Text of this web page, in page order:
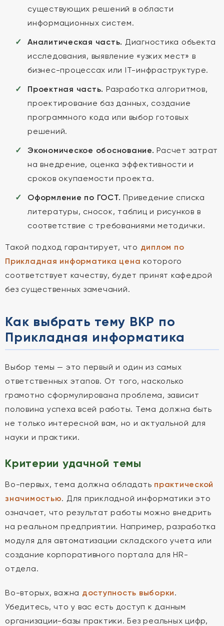
существующих решений в области
информационных систем.
Аналитическая часть. Диагностика объекта
исследования, выявление «узких мест» в
бизнес-процессах или IT-инфраструктуре.
Проектная часть. Разработка алгоритмов,
проектирование баз данных, создание
программного кода или выбор готовых
решений.
Экономическое обоснование. Расчет затрат
на внедрение, оценка эффективности и
сроков окупаемости проекта.
Оформление по ГОСТ. Приведение списка
литературы, сносок, таблиц и рисунков в
соответствие с требованиями методички.
Такой подход гарантирует, что диплом по
Прикладная информатика цена которого
соответствует качеству, будет принят кафедрой
без существенных замечаний.
Как выбрать тему ВКР по
Прикладная информатика
Выбор темы — это первый и один из самых
ответственных этапов. От того, насколько
грамотно сформулирована проблема, зависит
половина успеха всей работы. Тема должна быть
не только интересной вам, но и актуальной для
науки и практики.
Критерии удачной темы
Во-первых, тема должна обладать практической
значимостью. Для прикладной информатики это
означает, что результат работы можно внедрить
на реальном предприятии. Например, разработка
модуля для автоматизации складского учета или
создание корпоративного портала для HR-
отдела.
Во-вторых, важна доступность выборки.
Убедитесь, что у вас есть доступ к данным
организации-базы практики. Без реальных цифр,